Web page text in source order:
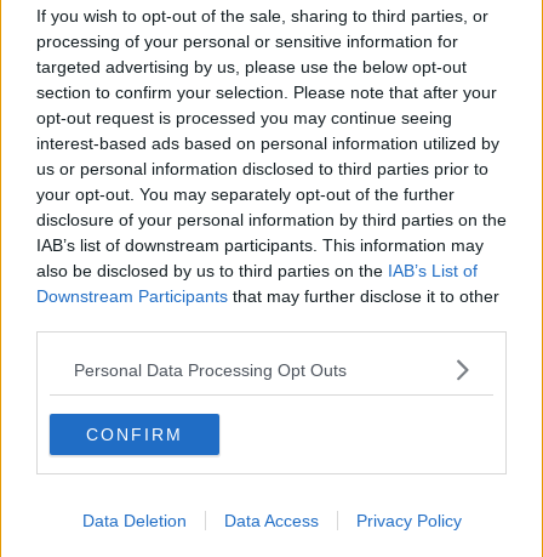
If you wish to opt-out of the sale, sharing to third parties, or
processing of your personal or sensitive information for
targeted advertising by us, please use the below opt-out
section to confirm your selection. Please note that after your
opt-out request is processed you may continue seeing
interest-based ads based on personal information utilized by
us or personal information disclosed to third parties prior to
your opt-out. You may separately opt-out of the further
disclosure of your personal information by third parties on the
IAB’s list of downstream participants. This information may
also be disclosed by us to third parties on the IAB’s List of
Downstream Participants that may further disclose it to other
Personal Data Processing Opt Outs
CONFIRM
Data Deletion Data Access Privacy Policy
ictus o deficit neurologico acuto, 9 politraumi, 15 pazienti con grave
insufficienza respiratoria e 12 arresti cardiocircolatori.
Tutti gli 8 STEMI diagnosticati sul territorio sono stati
correttamente riconosciuti e centralizzati nei centri
specialistici dotati di emodinamica: sette pazienti sono stati
trasferiti all'ospedale di Livorno e uno all'ospedale di Grosseto.
Analogo risultato è stato ottenuto per la gestione dell'ictus: i 20
pazienti individuati come possibili casi di stroke sono stati
tutti riconosciuti tempestivamente e trasferiti verso ospedali
dotati di percorsi specialistici dedicati, garantendo l'accesso
immediato alle cure previste dai protocolli regionali.
Nel periodo osservato leautomediche hanno registrato un
tempo medio allarme-target di 11,5 minuti, mentre le ambulanze
compatibili con gli standard regionali che prevedono un obiettivo di
8 minuti nelle aree urbane e 20 minuti nelle aree extraurbane.
A proposito di integrazione nella rete di intervento, nel corso del
mese sono stati effettuati 4 interventi in collaborazione con
specialistiche, confermando il ruolo strategico delle ambulanze
infermieristiche all'interno della rete dell'emergenza-urgenza.